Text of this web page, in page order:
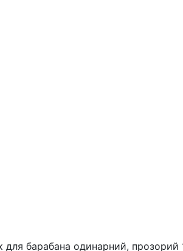
для барабана одинарний, прозорий